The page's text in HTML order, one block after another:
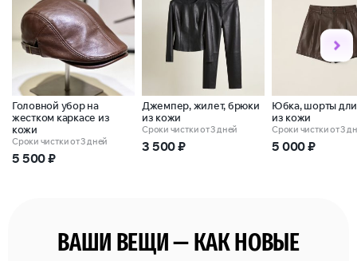
Головной убор на
жестком каркасе из
кожи
Сроки чистки от 3 дней
5 500₽
Джемпер, жилет, брюки
из кожи
Сроки чистки от 3 дней
3 500₽
Юбка, шорты
из кожи
Сроки чистки от 3
5 000₽
ВАШИ ВЕЩИ — КАК НОВЫЕ